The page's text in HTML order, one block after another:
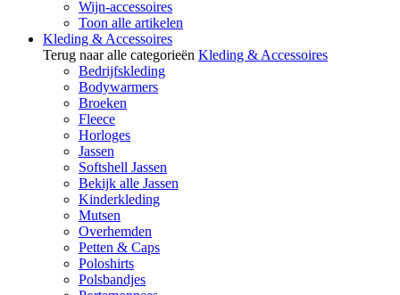
Wijn-accessoires
Toon alle artikelen
Kleding & Accessoires
Terug naar alle categorieën Kleding & Accessoires
Bedrijfskleding
Bodywarmers
Broeken
Fleece
Horloges
Jassen
Softshell Jassen
Bekijk alle Jassen
Kinderkleding
Mutsen
Overhemden
Petten & Caps
Poloshirts
Polsbandjes